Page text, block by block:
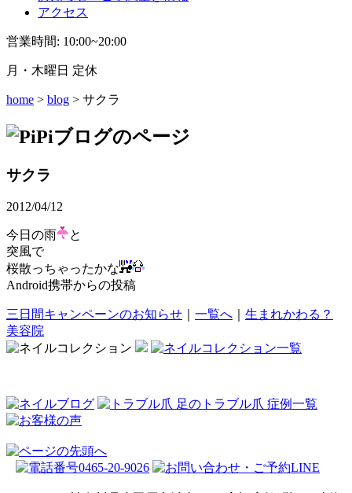
アクセス
営業時間: 10:00~20:00
月・木曜日 定休
home > blog > サクラ
サクラ
2012/04/12
今日の雨
と
突風で
桜散っちゃったかな
Android携帯からの投稿
三日間キャンペーンのお知らせ 一覧へ
生まれかわる？
美容院